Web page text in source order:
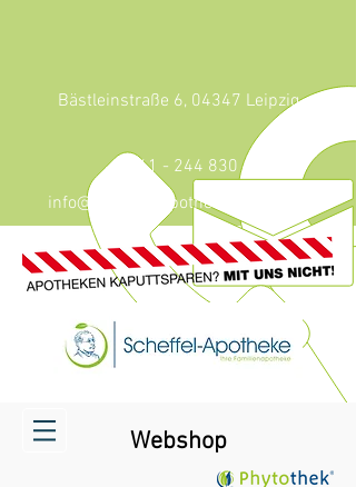
Bästleinstraße 6, 04347 Leipzig
0341 - 244 830
info@scheffel-apotheke-leipzig.de
Webshop